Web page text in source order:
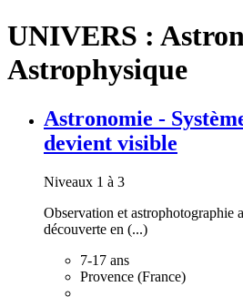
UNIVERS :
Astrophysique
Astronomie -
devient visible
Niveaux 1 à 3
Observation et astrophotographie
découverte en (...)
7-17 ans
Provence (France)